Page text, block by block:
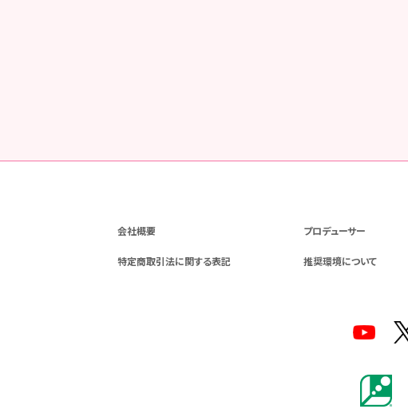
会社概要 プロデューサー
特定商取引法に関する表記 推奨環境について